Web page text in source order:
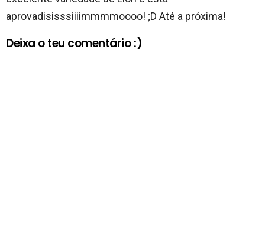
aprovadisisssiiiimmmmoooo! ;D Até a próxima!
Deixa o teu comentário :)